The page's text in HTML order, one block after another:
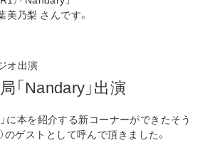
乃梨 さんです。
オ出演
「Nandary」出演
に本を紹介する新コーナーができたそう
のゲストとして呼んで頂きました。